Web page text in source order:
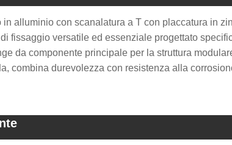
in alluminio con scanalatura a T con placcatura in
fissaggio versatile ed essenziale progettato
da componente principale per la struttura
combina durevolezza con resistenza alla